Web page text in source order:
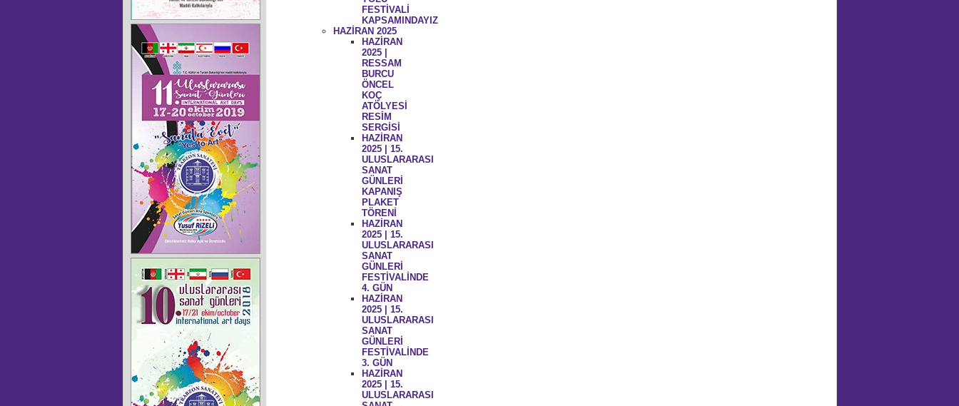
FESTİVALİ
KAPSAMINDAYIZ
HAZİRAN 2025
HAZİRAN
2025 |
RESSAM
BURCU
ÖNCEL
KOÇ
ATÖLYESİ
RESİM
SERGİSİ
HAZİRAN
2025 | 15.
ULUSLARARASI
SANAT
GÜNLERİ
KAPANIŞ
PLAKET
TÖRENİ
HAZİRAN
2025 | 15.
ULUSLARARASI
SANAT
GÜNLERİ
FESTİVALİNDE
4. GÜN
HAZİRAN
2025 | 15.
ULUSLARARASI
SANAT
GÜNLERİ
FESTİVALİNDE
3. GÜN
HAZİRAN
2025 | 15.
ULUSLARARASI